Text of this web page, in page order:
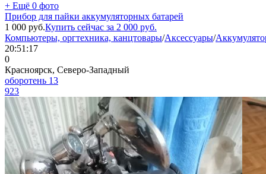
+ Ещё 0 фото
Прибор для пайки аккумуляторных батарей
1 000 руб.Купить сейчас за 2 000 руб.
Компьютеры, оргтехника, канцтовары/Аксессуары/
20:51:17
0
Красноярск, Северо-Западный
оборотень 13
923